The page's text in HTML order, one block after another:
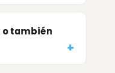
también